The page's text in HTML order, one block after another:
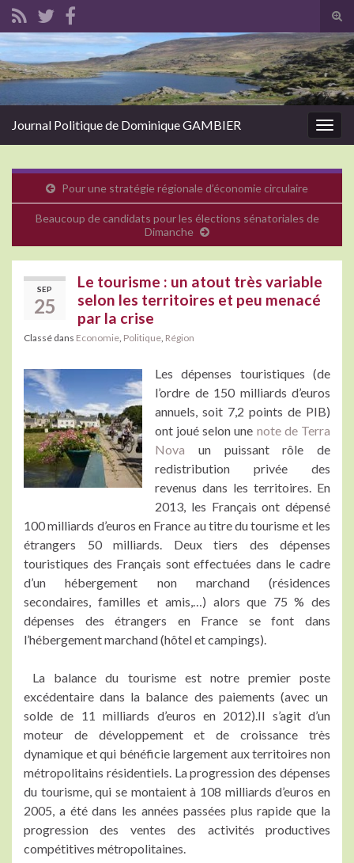
Search for:
Journal Politique de Dominique GAMBIER
Pour une stratégie régionale d’économie circulaire
Beaucoup de candidats pour les élections sénatoriales de
Dimanche
SEP
25
Le tourisme : un atout très variable
selon les territoires et peu menacé
par la crise
Classé dans Economie Politique Région
Les dépenses touristiques (de
l’ordre de 150 milliards d’euros
annuels, soit 7,2 points de PIB)
ont joué selon une note de Terra
Nova un puissant rôle de
redistribution privée des
revenus dans les territoires. En
2013, les Français ont dépensé
100 milliards d’euros en France au titre du tourisme et les
étrangers 50 milliards. Deux tiers des dépenses
touristiques des Français sont effectuées dans le cadre
d’un hébergement non marchand (résidences
secondaires, familles et amis,…) alors que 75 % des
dépenses des étrangers en France se font dans
l’hébergement marchand (hôtel et campings).
La balance du tourisme est notre premier poste
excédentaire dans la balance des paiements (avec un
solde de 11 milliards d’euros en 2012).Il s’agit d’un
moteur de développement et de croissance très
dynamique et qui bénéficie largement aux territoires non
métropolitains résidentiels. La progression des dépenses
du tourisme, qui se montaient à 108 milliards d’euros en
2005, a été dans les années passées plus rapide que la
progression des ventes des activités productives
compétitives métropolitaines.